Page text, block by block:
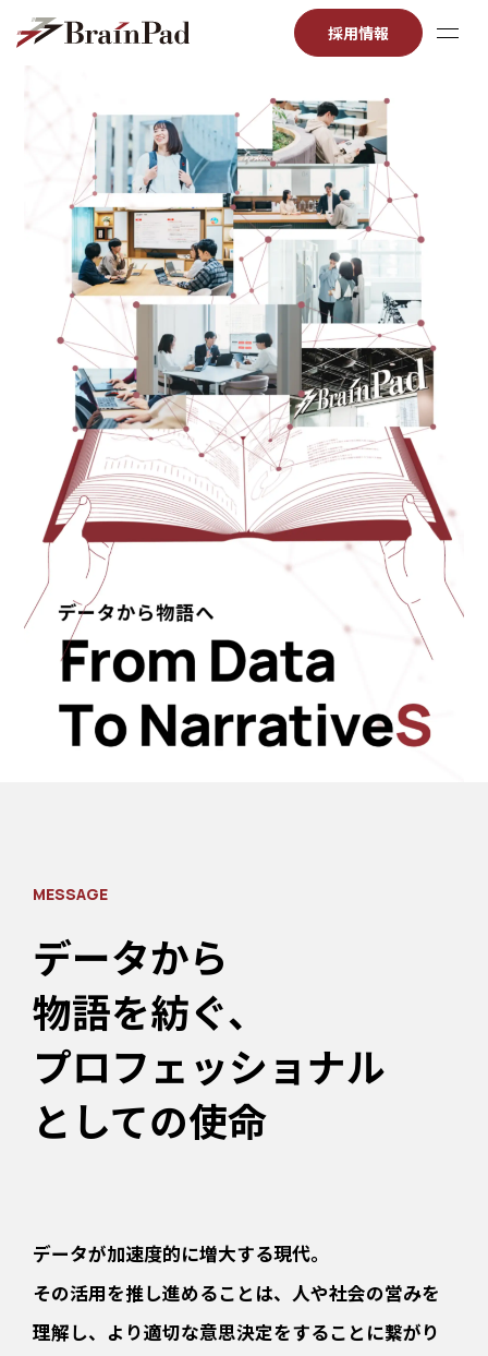
採用情報
Skip
to
MESSAGE
データから
物語を紡ぐ、
プロフェッショナル
としての使命
データが加速度的に増大する現代。
その活用を推し進めることは、人や社会の営みを
理解し、 より適切な意思決定をすることに繋がり